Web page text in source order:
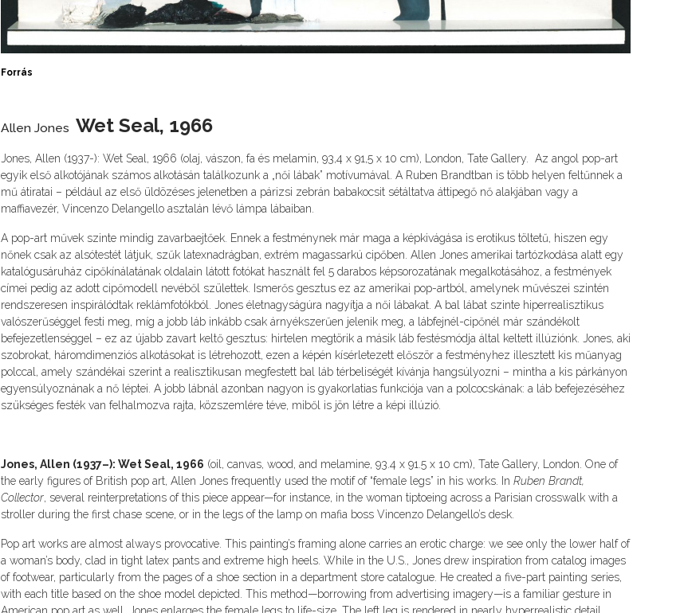
Forrás
Allen Jones Wet Seal, 1966
Jones, Allen (1937-): Wet Seal, 1966 (olaj, vászon, fa és melamin, 93,4 x 91,5 x 10 cm), London, Tate Gallery. Az angol pop-art
egyik első alkotójának számos alkotásán találkozunk a „női lábak” motívumával. A Ruben Brandtban is több helyen feltűnnek a
mű átiratai – például az első üldözéses jelenetben a párizsi zebrán babakocsit sétáltatva áttipegő nő alakjában vagy a
maffiavezér, Vincenzo Delangello asztalán lévő lámpa lábaiban.
A pop-art művek szinte mindig zavarbaejtőek. Ennek a festménynek már maga a képkivágása is erotikus töltetű, hiszen egy
nőnek csak az alsótestét látjuk, szűk latexnadrágban, extrém magassarkú cipőben. Allen Jones amerikai tartózkodása alatt egy
katalógusáruház cipőkínálatának oldalain látott fotókat használt fel 5 darabos képsorozatának megalkotásához, a festmények
címei pedig az adott cipőmodell nevéből születtek. Ismerős gesztus ez az amerikai pop-artból, amelynek művészei szintén
rendszeresen inspirálódtak reklámfotókból. Jones életnagyságúra nagyítja a női lábakat. A bal lábat szinte hiperrealisztikus
valószerűséggel festi meg, míg a jobb láb inkább csak árnyékszerűen jelenik meg, a lábfejnél-cipőnél már szándékolt
befejezetlenséggel – ez az újabb zavart keltő gesztus: hirtelen megtörik a másik láb festésmódja által keltett illúziónk. Jones, aki
szobrokat, háromdimenziós alkotásokat is létrehozott, ezen a képén kísérletezett először a festményhez illesztett kis műanyag
polccal, amely szándékai szerint a realisztikusan megfestett bal láb térbeliségét kívánja hangsúlyozni – mintha a kis párkányon
egyensúlyoznának a nő léptei. A jobb lábnál azonban nagyon is gyakorlatias funkciója van a polcocskának: a láb befejezéséhez
szükséges festék van felhalmozva rajta, közszemlére téve, miből is jön létre a képi illúzió.
Jones, Allen (1937–): Wet Seal, 1966 (oil, canvas, wood, and melamine, 93.4 x 91.5 x 10 cm), Tate Gallery, London. One of
the early figures of British pop art, Allen Jones frequently used the motif of “female legs” in his works. In Ruben Brandt,
Collector, several reinterpretations of this piece appear—for instance, in the woman tiptoeing across a Parisian crosswalk with a
stroller during the first chase scene, or in the legs of the lamp on mafia boss Vincenzo Delangello’s desk.
Pop art works are almost always provocative. This painting’s framing alone carries an erotic charge: we see only the lower half of
a woman’s body, clad in tight latex pants and extreme high heels. While in the U.S., Jones drew inspiration from catalog images
of footwear, particularly from the pages of a shoe section in a department store catalogue. He created a five-part painting series,
with each title based on the shoe model depicted. This method—borrowing from advertising imagery—is a familiar gesture in
American pop art as well. Jones enlarges the female legs to life-size. The left leg is rendered in nearly hyperrealistic detail,